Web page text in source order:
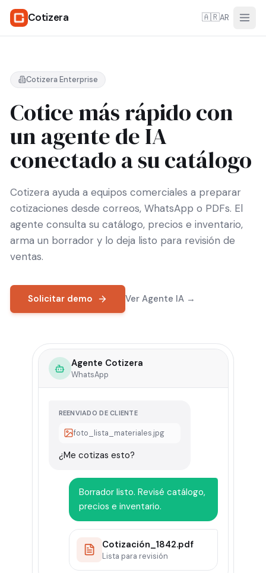
Cotizera 🇦🇷AR
Cotizera Enterprise
Cotice más rápido con
un agente de IA
conectado a su catálogo
Cotizera ayuda a equipos comerciales a preparar
cotizaciones desde correos, WhatsApp o PDFs. El
agente consulta su catálogo, precios e inventario,
arma un borrador y lo deja listo para revisión de
ventas.
Solicitar demo Ver Agente IA →
Agente Cotizera
WhatsApp
REENVIADO DE CLIENTE
foto_lista_materiales.jpg
¿Me cotizas esto?
Borrador listo. Revisé catálogo,
precios e inventario.
Cotización_1842.pdf
Lista para revisión